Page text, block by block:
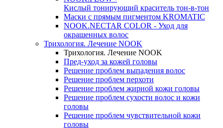
Кислый тонирующий краситель тон-в-тон
Маски с прямым пигментом KROMATIC
NOOK.NECTAR COLOR - Уход для
окрашенных волос
Трихология. Лечение NOOK
Трихология. Лечение NOOK
Пред-уход за кожей головы
Решение проблем выпадения волос
Решение проблем перхоти
Решение проблем жирной кожи головы
Решение проблем сухости волос и кожи
головы
Решение проблем чувствительной кожи
головы